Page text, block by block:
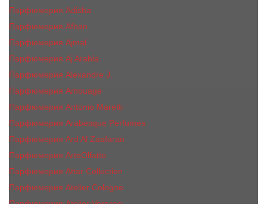
Парфюмерия Adisha
Парфюмерия Afnan
Парфюмерия Ajmal
Парфюмерия Aj Arabia
Парфюмерия Alexandre J.
Парфюмерия Amouage
Парфюмерия Antonio Maretti
Парфюмерия Arabesque Perfumes
Парфюмерия Ard Al Zaafaran
Парфюмерия ArteOlfatto
Парфюмерия Attar Collection
Парфюмерия Atelier Cologne